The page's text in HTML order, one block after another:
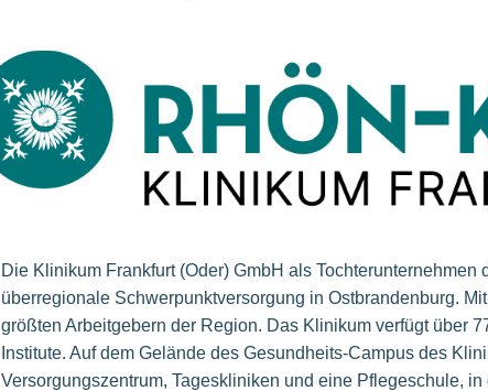
Die Klinikum Frankfurt (Oder) GmbH als
überregionale Schwerpunktversorgung in Ostbrandenburg.
größten Arbeitgebern der Region. Das Klinikum verfügt über
Institute. Auf dem Gelände des Gesundheits-Campus des
Versorgungszentrum, Tageskliniken und eine Pflegeschule,